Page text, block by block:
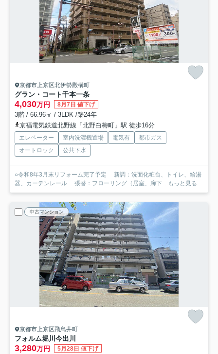
京都市上京区北伊勢殿構町
グラン・コート千本一条
4,030万円 8月7日 値下げ
3階 / 66.96㎡ / 3LDK /築24年
京福電気鉄道北野線「北野白梅町」駅 徒歩16分
エレベーター 室内洗濯機置場 電気有
都市ガス
オートロック
公共下水
○令和8年3月末リフォーム完了予定 新調：洗面化粧台、トイレ、給湯
器、カーテンレール 張替：フローリング（居室、廊下...
もっと見る
中古マンション
京都市上京区飛鳥井町
フォルム堀川今出川
3,280万円 5月28日 値下げ